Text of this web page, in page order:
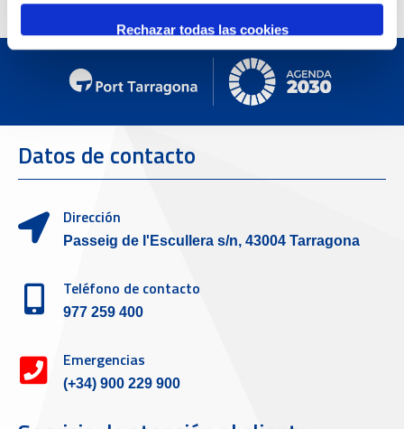
Rechazar todas las cookies
Datos de contacto
Dirección
Passeig de l'Escullera s/n, 43004 Tarragona
Teléfono de contacto
977 259 400
Emergencias
(+34) 900 229 900